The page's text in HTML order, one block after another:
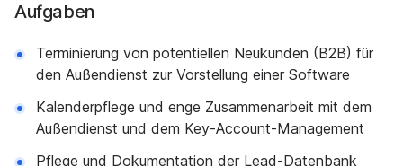
Aufgaben
Terminierung von potentiellen Neukunden (B2B) für
den Außendienst zur Vorstellung einer Software
Kalenderpflege und enge Zusammenarbeit mit dem
Außendienst und dem Key-Account-Management
Pflege und Dokumentation der Lead-Datenbank